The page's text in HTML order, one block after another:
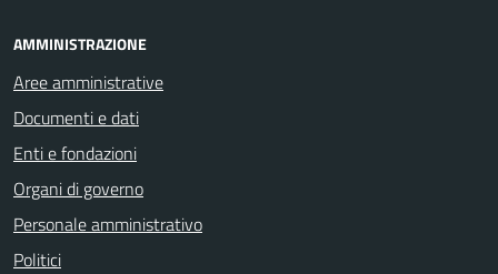
AMMINISTRAZIONE
Aree amministrative
Documenti e dati
Enti e fondazioni
Organi di governo
Personale amministrativo
Politici